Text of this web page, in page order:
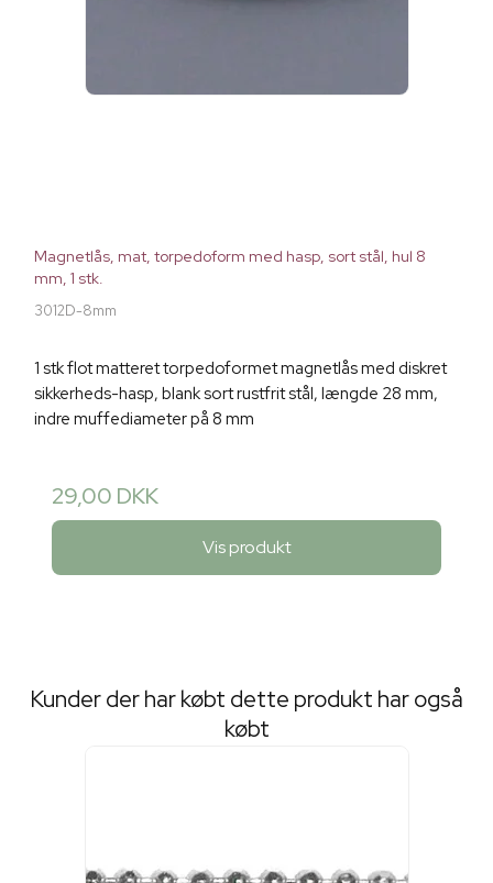
Magnetlås, mat, torpedoform med hasp, sort stål, hul 8
mm, 1 stk.
3012D-8mm
1 stk flot matteret torpedoformet magnetlås med diskret
sikkerheds-hasp, blank sort rustfrit stål, længde 28 mm,
indre muffediameter på 8 mm
29,00 DKK
Vis produkt
Kunder der har købt dette produkt har også
købt